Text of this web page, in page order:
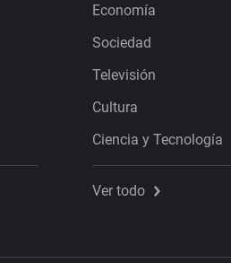
Economía
Sociedad
Televisión
Cultura
Ciencia y Tecnología
Ver todo